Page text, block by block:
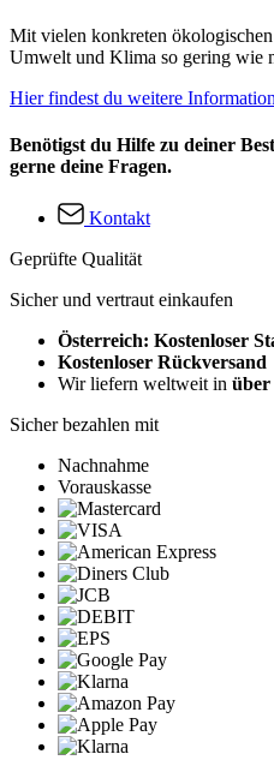
Mit vielen konkreten
Umwelt und Klima so gering wie
Hier findest du weitere
Benötigst du Hilfe zu deiner
gerne deine Fragen.
Kontakt
Geprüfte Qualität
Sicher und vertraut einkaufen
Österreich: Kostenloser
Kostenloser Rückversand
Wir liefern weltweit in über
Sicher bezahlen mit
Nachnahme
Vorauskasse